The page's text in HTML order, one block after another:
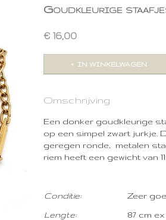
Goudkleurige
€ 16,00
IN WINKELWAGEN
Omschrijving
Een donker goudkleurige
op een simpel zwart jurkje.
geregen ronde, metalen
riem heeft een gewicht van
Conditie:
Lengte:
Zeer
87 cm